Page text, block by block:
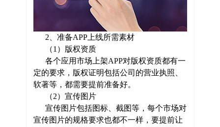
2、准备APP上线所需素材
（1）版权资质
各个应用市场上架APP对版权资质都有一
定的要求，版权证明包括公司的营业执照、
软著等，都需要提前准备好。
（2）宣传图片
宣传图片包括图标、截图等，每个市场对
宣传图片的规格要求也都不一样，要提前让